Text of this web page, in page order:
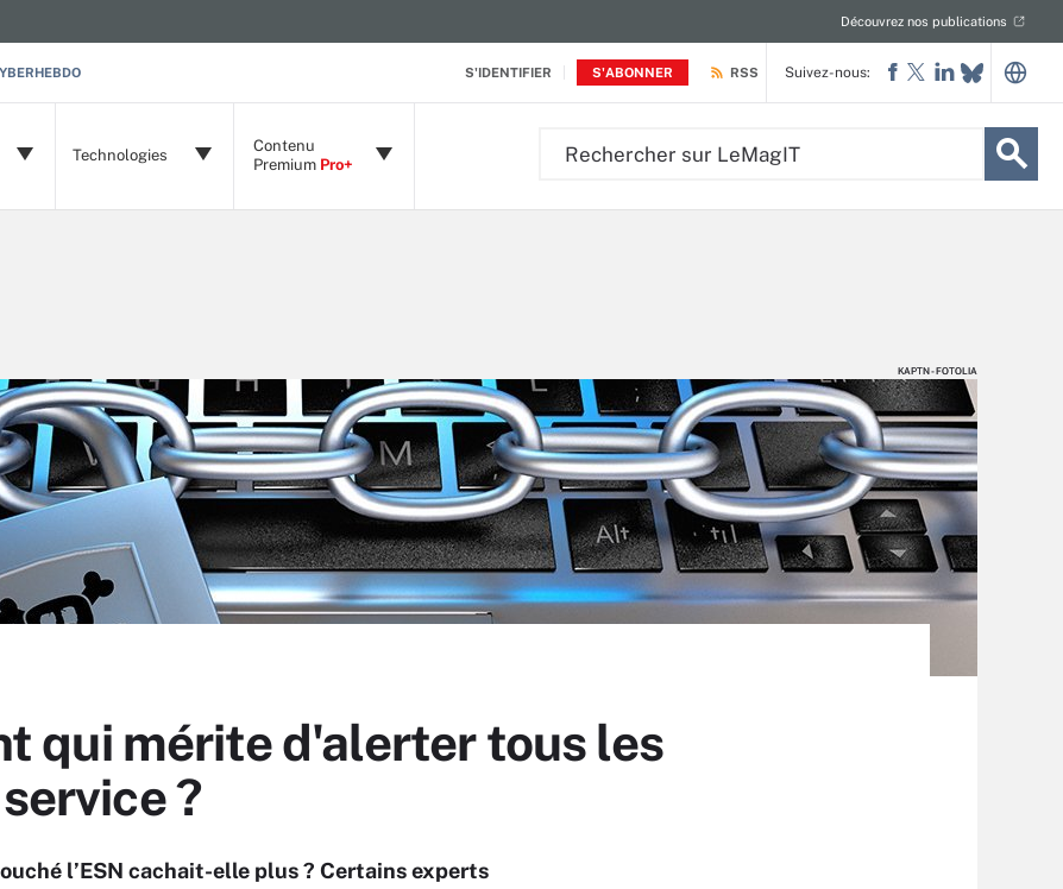
S'IDENTIFIER S'ABONNER
Découvrez nos publications
RSS
Technologies
Contenu
Premium Pro+
Suivez-nous:
KAPTN - FOTOLIA
KAPTN - FOTOLIA
qui mérite d'alerter tous les
?
l’ESN cachait-elle plus ? Certains experts